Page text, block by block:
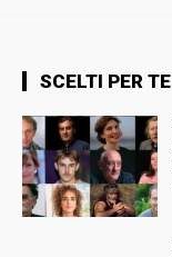
SCELTI PER TE